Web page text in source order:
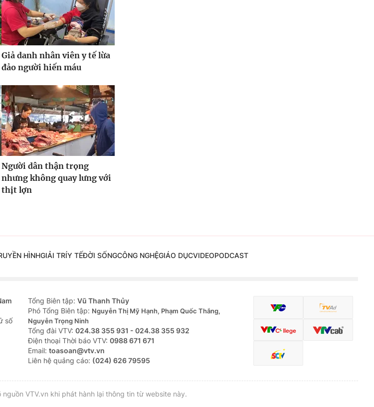
Giả danh nhân viên y tế lừa
đảo người hiến máu
Người dân thận trọng
nhưng không quay lưng với
thịt lợn
HÌNHGIẢI TRÍY TẾĐỜI SỐNGCÔNG NGHỆGIÁO DỤCVIDEOPODCAST
số
Tổng Biên tập: Vũ Thanh Thủy
Phó Tổng Biên tập: Nguyễn Thị Mỹ Hạnh, Phạm Quốc Thắng,
Nguyễn Trọng Ninh
Tổng đài VTV: 024.38 355 931 - 024.38 355 932
Ðiện thoại Thời báo VTV: 0988 671 671
Email: toasoan@vtv.vn
Liên hệ quảng cáo: (024) 626 79595
VTV.vn khi phát hành lại thông tin từ website này.